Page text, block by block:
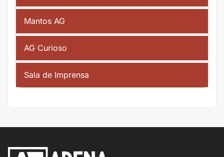
Mantos AG
AG Curioso
Sala de Imprensa